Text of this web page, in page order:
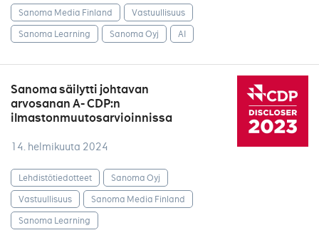
Sanoma Media Finland
Vastuullisuus
Sanoma Learning
Sanoma Oyj AI
Sanoma säilytti johtavan
arvosanan A- CDP:n
ilmastonmuutosarvioinnissa
14. helmikuuta 2024
Lehdistötiedotteet
Sanoma Oyj
Vastuullisuus
Sanoma Media Finland
Sanoma Learning